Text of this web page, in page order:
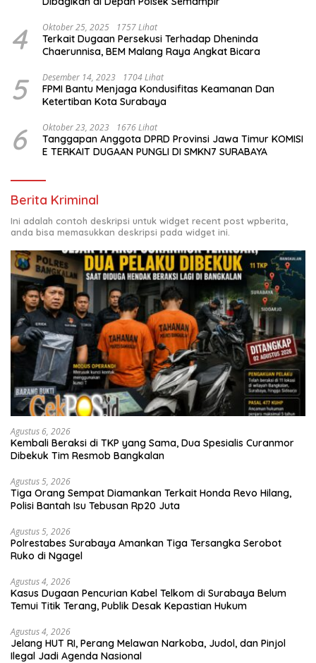
4 Oktober 25, 2025 1757 Lihat
Terkait Dugaan Persekusi Terhadap Dheninda
Chaerunnisa, BEM Malang Raya Angkat Bicara
5 Desember 14, 2023 1704 Lihat
FPMI Bantu Menjaga Kondusifitas Keamanan Dan
Ketertiban Kota Surabaya
6 Oktober 23, 2023 1676 Lihat
Tanggapan Anggota DPRD Provinsi Jawa Timur KOMISI
E TERKAIT DUGAAN PUNGLI DI SMKN7 SURABAYA
Berita Kriminal
Ini adalah contoh deskripsi untuk widget recent post wpberita,
anda bisa memasukkan deskripsi pada widget ini.
Agustus 6, 2026
Kembali Beraksi di TKP yang Sama, Dua Spesialis Curanmor
Dibekuk Tim Resmob Bangkalan
Agustus 5, 2026
Tiga Orang Sempat Diamankan Terkait Honda Revo Hilang,
Polisi Bantah Isu Tebusan Rp20 Juta
Agustus 5, 2026
Polrestabes Surabaya Amankan Tiga Tersangka Serobot
Ruko di Ngagel
Agustus 4, 2026
Kasus Dugaan Pencurian Kabel Telkom di Surabaya Belum
Temui Titik Terang, Publik Desak Kepastian Hukum
Agustus 4, 2026
Jelang HUT RI, Perang Melawan Narkoba, Judol, dan Pinjol
Ilegal Jadi Agenda Nasional